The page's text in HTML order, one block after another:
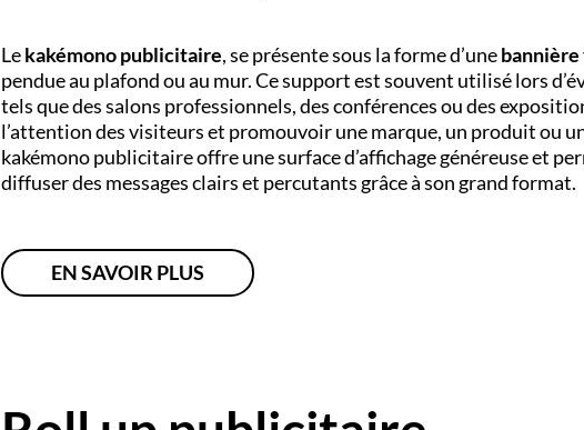
Lekakémono publicitaire, se présente sous la forme d’une
pendue au plafond ou au mur. Ce support est souvent utilisé lors
tels que des salons professionnels, des conférences ou des
l’attention des visiteurs et promouvoir une marque, un produit ou
kakémono publicitaire offre une surface d’affichage généreuse et
diffuser des messages clairs et percutants grâce à son grand format.
EN SAVOIR PLUS